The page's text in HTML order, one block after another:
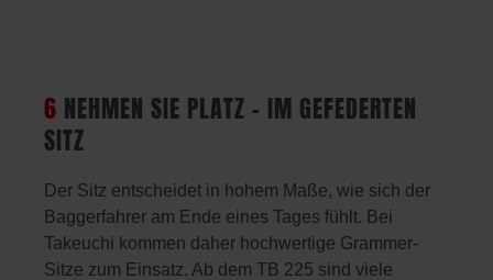
6 NEHMEN SIE PLATZ – IM GEFEDERTEN
SITZ
Der Sitz entscheidet in hohem Maße, wie sich der
Baggerfahrer am Ende eines Tages fühlt. Bei
Takeuchi kommen daher hochwertige Grammer-
Sitze zum Einsatz. Ab dem TB 225 sind viele